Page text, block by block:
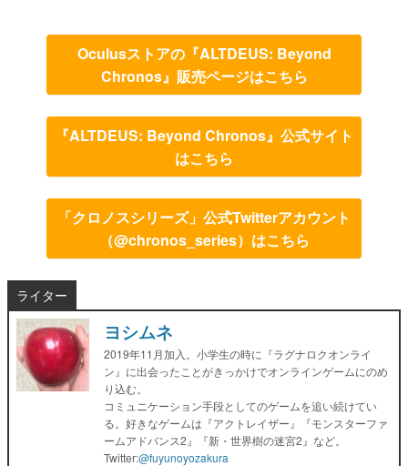
Oculusストアの『ALTDEUS: Beyond
Chronos』販売ページはこちら
『ALTDEUS: Beyond Chronos』公式サイト
はこちら
「クロノスシリーズ」公式Twitterアカウント
（@chronos_series）はこちら
ライター
ヨシムネ
2019年11月加入。小学生の時に『ラグナロクオンライ
ン』に出会ったことがきっかけでオンラインゲームにのめ
り込む。
コミュニケーション手段としてのゲームを追い続けてい
る。好きなゲームは『アクトレイザー』『モンスターファ
ームアドバンス2』『新・世界樹の迷宮2』など。
Twitter:@fuyunoyozakura